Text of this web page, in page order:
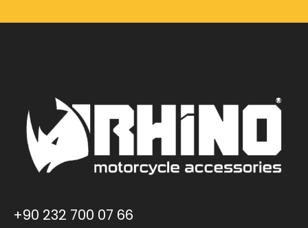
+90 232 700 07 66